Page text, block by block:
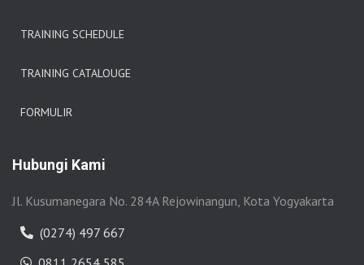
TRAINING SCHEDULE
TRAINING CATALOUGE
FORMULIR
Hubungi Kami
Jl. Kusumanegara No. 284A Rejowinangun, Kota Yogyakarta
(0274) 497 667